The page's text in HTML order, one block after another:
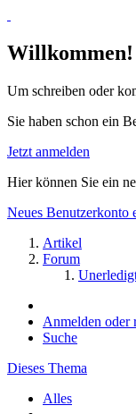
Willkommen!
Um schreiben oder
Sie haben schon ein
Jetzt anmelden
Hier können Sie ein
Neues Benutzerkonto
Artikel
Forum
Anmelden oder
Suche
Dieses Thema
Alles